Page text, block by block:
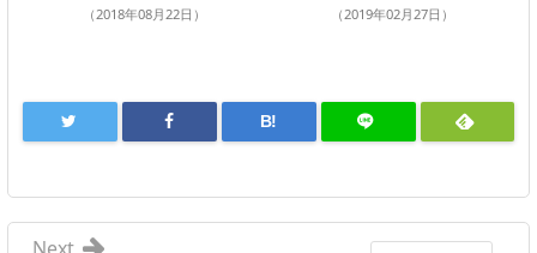
（2018年08月22日） （2019年02月27日）
B!